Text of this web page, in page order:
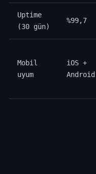
Uptime
(30 gün)
%99,7
Mobil
uyum
iOS +
Android